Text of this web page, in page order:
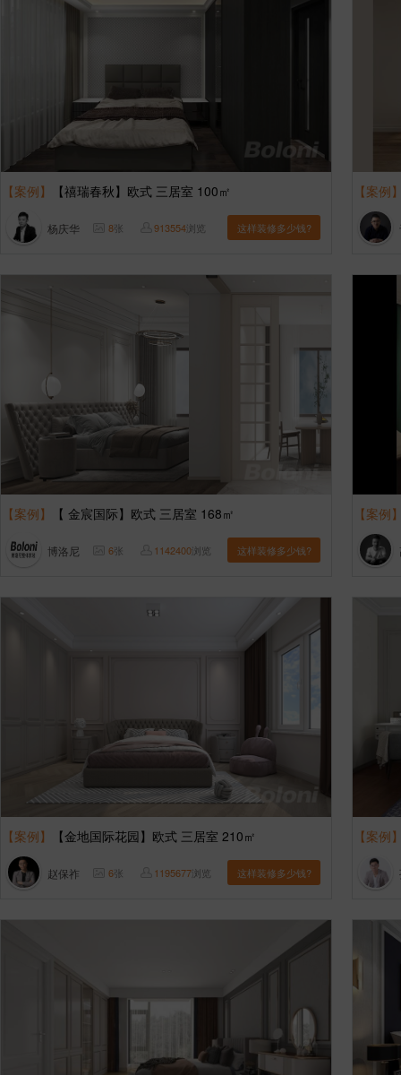
【案例】 【禧瑞春秋】欧式 三居室 100㎡
杨庆华 8张 913554浏览 这样装修多少钱?
【案例
【案例】 【 金宸国际】欧式 三居室 168㎡
博洛尼 6张 1142400浏览 这样装修多少钱?
【案例
【案例】 【金地国际花园】欧式 三居室 210㎡
赵保祚 6张 1195677浏览 这样装修多少钱?
【案例